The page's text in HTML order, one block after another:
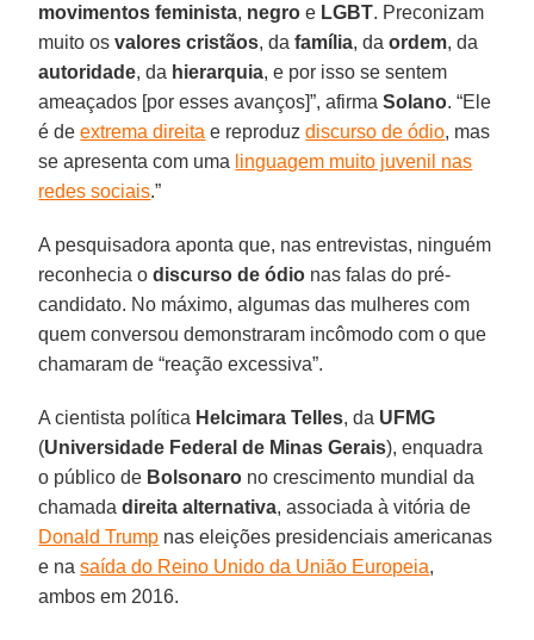
movimentos feminista, negroe LGBT. Preconizam
muito osvalores cristãos, da família, da ordem, da
autoridade, da hierarquia, e por isso se sentem
ameaçados [por esses avanços]”, afirmaSolano. “Ele
é deextrema direita e reproduzdiscurso de ódio, mas
se apresenta com uma linguagem muito juvenil nas
redes sociais.”
A pesquisadora aponta que, nas entrevistas, ninguém
reconhecia odiscurso de ódio nas falas do pré-
candidato. No máximo, algumas das mulheres com
quem conversou demonstraram incômodo com o que
chamaram de “reação excessiva”.
A cientista política Helcimara Telles, da UFMG
(Universidade Federal de Minas Gerais), enquadra
o público de Bolsonaro no crescimento mundial da
chamadadireita alternativa, associada à vitória de
Donald Trump nas eleições presidenciais americanas
e nasaída do Reino Unido da União Europeia,
ambos em 2016.